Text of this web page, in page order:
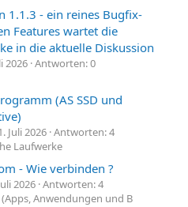
1.1.3 - ein reines Bugfix-
Features wartet die
in die aktuelle Diskussion
2026 Antworten: 0
(AS SSD und
Juli 2026 Antworten: 4
Laufwerke
- Wie verbinden ?
2026 Antworten: 4
Anwendungen und B